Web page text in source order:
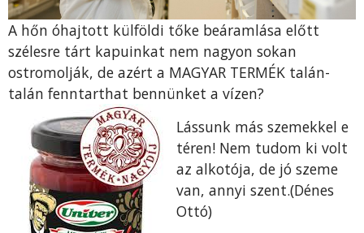
A hőn óhajtott külföldi tőke beáramlása előtt
szélesre tárt kapuinkat nem nagyon sokan
ostromolják, de azért a MAGYAR TERMÉK talán-
talán fenntarthat bennünket a vízen?
Lássunk más szemekkel e
téren! Nem tudom ki volt
az alkotója, de jó szeme
van, annyi szent.(Dénes
Ottó)